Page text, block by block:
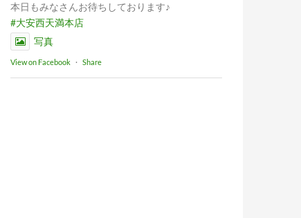
本日もみなさんお待ちしております♪
#大安西天満本店
写真
View on Facebook · Share